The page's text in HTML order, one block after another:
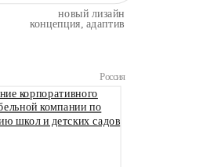
новый лизайн
концепция, адаптив
Россия